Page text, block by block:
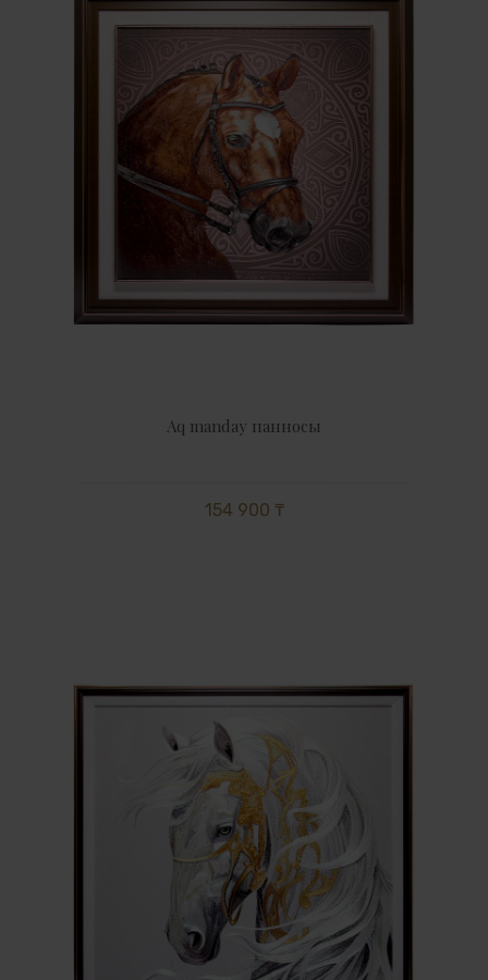
Aq manday панносы
154 900 ₸